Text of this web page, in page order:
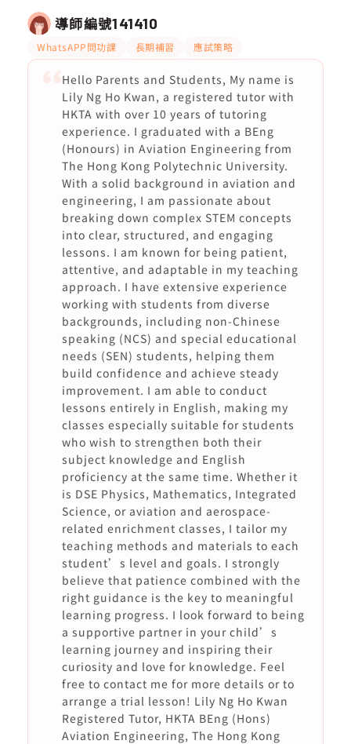
導師編號141410
WhatsAPP問功課 長期補習 應試策略
Hello Parents and Students, My name is
Lily Ng Ho Kwan, a registered tutor with
HKTA with over 10 years of tutoring
experience. I graduated with a BEng
(Honours) in Aviation Engineering from
The Hong Kong Polytechnic University.
With a solid background in aviation and
engineering, I am passionate about
breaking down complex STEM concepts
into clear, structured, and engaging
lessons. I am known for being patient,
attentive, and adaptable in my teaching
approach. I have extensive experience
working with students from diverse
backgrounds, including non-Chinese
speaking (NCS) and special educational
needs (SEN) students, helping them
build confidence and achieve steady
improvement. I am able to conduct
lessons entirely in English, making my
classes especially suitable for students
who wish to strengthen both their
subject knowledge and English
proficiency at the same time. Whether it
is DSE Physics, Mathematics, Integrated
Science, or aviation and aerospace-
related enrichment classes, I tailor my
teaching methods and materials to each
student’s level and goals. I strongly
believe that patience combined with the
right guidance is the key to meaningful
learning progress. I look forward to being
a supportive partner in your child’s
learning journey and inspiring their
curiosity and love for knowledge. Feel
free to contact me for more details or to
arrange a trial lesson! Lily Ng Ho Kwan
Registered Tutor, HKTA BEng (Hons)
Aviation Engineering, The Hong Kong